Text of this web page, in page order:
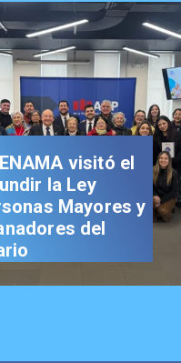
visitó el
la Ley
Mayores y
del